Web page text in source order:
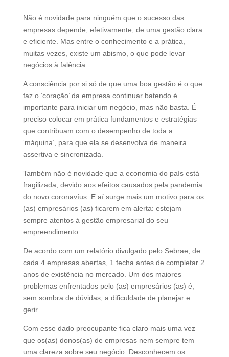
Não é novidade para ninguém que o sucesso das
empresas depende, efetivamente, de uma gestão clara
e eficiente. Mas entre o conhecimento e a prática,
muitas vezes, existe um abismo, o que pode levar
negócios à falência.
A consciência por si só de que uma boa gestão é o que
faz o ‘coração’ da empresa continuar batendo é
importante para iniciar um negócio, mas não basta. É
preciso colocar em prática fundamentos e estratégias
que contribuam com o desempenho de toda a
‘máquina’, para que ela se desenvolva de maneira
assertiva e sincronizada.
Também não é novidade que a economia do país está
fragilizada, devido aos efeitos causados pela pandemia
do novo coronavíus. E aí surge mais um motivo para os
(as) empresários (as) ficarem em alerta: estejam
sempre atentos à gestão empresarial do seu
empreendimento.
De acordo com um relatório divulgado pelo Sebrae, de
cada 4 empresas abertas, 1 fecha antes de completar 2
anos de existência no mercado. Um dos maiores
problemas enfrentados pelo (as) empresários (as) é,
sem sombra de dúvidas, a dificuldade de planejar e
gerir.
Com esse dado preocupante fica claro mais uma vez
que os(as) donos(as) de empresas nem sempre tem
uma clareza sobre seu negócio. Desconhecem os